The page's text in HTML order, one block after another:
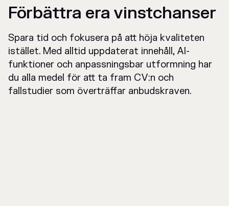
Förbättra era vinstchanser
Spara tid och fokusera på att höja kvaliteten
istället. Med alltid uppdaterat innehåll, AI-
funktioner och anpassningsbar utformning har
du alla medel för att ta fram CV:n och
fallstudier som överträffar anbudskraven.